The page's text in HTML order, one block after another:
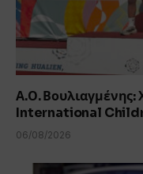
Α.Ο. Βουλιαγμένης:
International
06/08/2026